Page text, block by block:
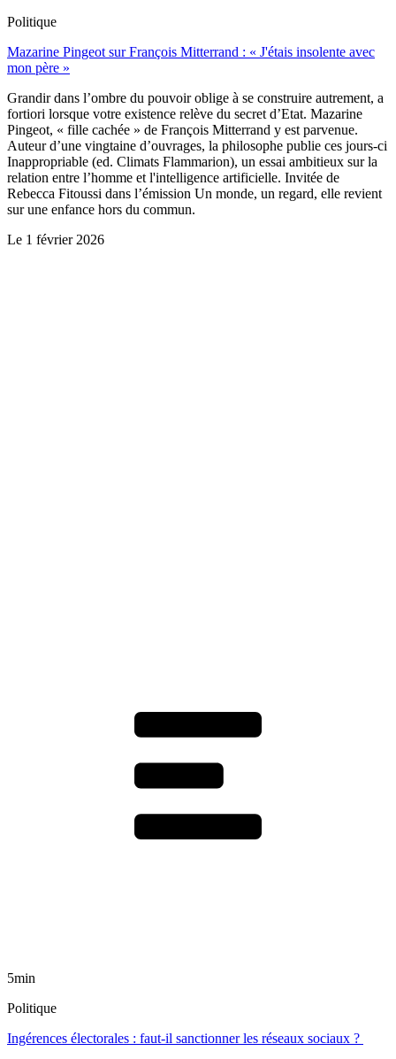
Politique
Mazarine Pingeot sur François Mitterrand : « J'étais insolente avec
mon père »
Grandir dans l’ombre du pouvoir oblige à se construire autrement, a
fortiori lorsque votre existence relève du secret d’Etat. Mazarine
Pingeot, « fille cachée » de François Mitterrand y est parvenue.
Auteur d’une vingtaine d’ouvrages, la philosophe publie ces jours-ci
Inappropriable (ed. Climats Flammarion), un essai ambitieux sur la
relation entre l’homme et l'intelligence artificielle. Invitée de
Rebecca Fitoussi dans l’émission Un monde, un regard, elle revient
sur une enfance hors du commun.
Le 1 février 2026
5min
Politique
Ingérences électorales : faut-il sanctionner les réseaux sociaux ?